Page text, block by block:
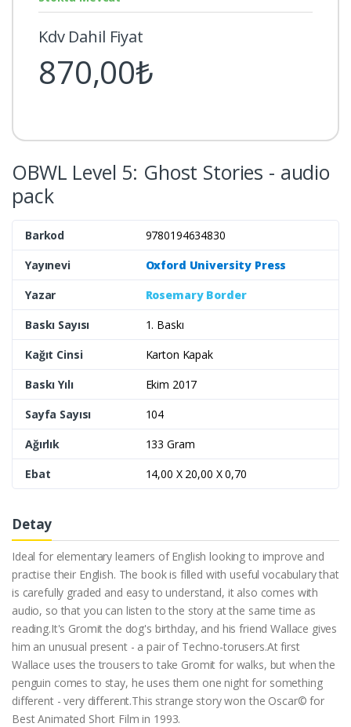
OBWL Level 5: Ghost Stories - audio
pack
Barkod
9780194634830
Yayınevi
Oxford University Press
Yazar
Rosemary Border
Baskı Sayısı
1. Baskı
Kağıt Cinsi
Karton Kapak
Baskı Yılı
Ekim 2017
Sayfa Sayısı
104
Ağırlık
133 Gram
Ebat
14,00 X 20,00 X 0,70
Kdv Dahil Fiyat
870,00₺
Detay
Ideal for elementary learners of English looking to improve and
practise their English. The book is filled with useful vocabulary that
is carefully graded and easy to understand, it also comes with
audio, so that you can listen to the story at the same time as
reading.It's Gromit the dog's birthday, and his friend Wallace gives
him an unusual present - a pair of Techno-torusers.At first
Wallace uses the trousers to take Gromit for walks, but when the
penguin comes to stay, he uses them one night for something
different - very different.This strange story won the Oscar© for
Best Animated Short Film in 1993.